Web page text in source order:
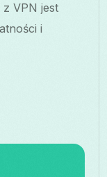
VPN jest
i